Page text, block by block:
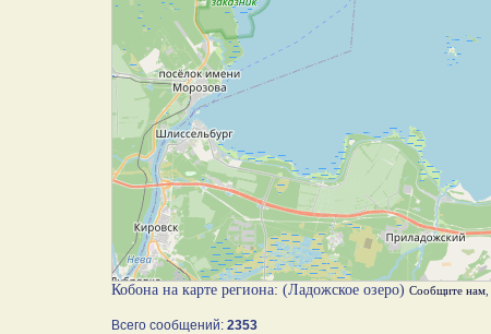
Кобона на карте региона: (Ладожское озеро) Сообщите нам
Всего сообщений: 2353